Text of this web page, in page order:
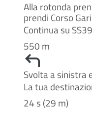
Alla rotonda
prendi Corso
Continua su
550 m
Svolta a sinistra
La tua
24 s (29 m)